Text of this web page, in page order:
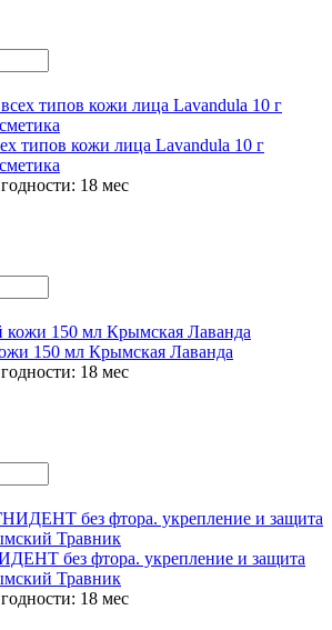
типов кожи лица Lavandula 10 г
18 мес
150 мл Крымская Лаванда
18 мес
без фтора. укрепление и защита
Травник
18 мес